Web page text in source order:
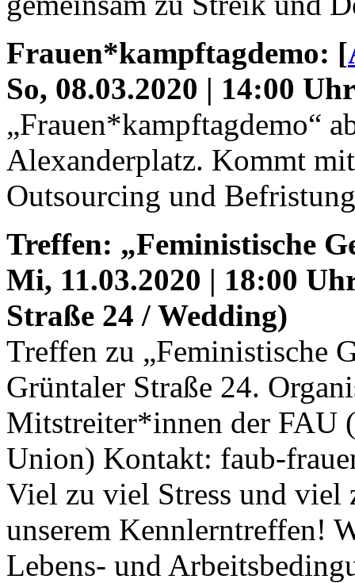
Frauen*kampftagdemo: [
So, 08.03.2020 | 14:00
„Frauen*kampftagdemo“
Alexanderplatz. Kommt
Outsourcing und
Treffen: „Feministische
Mi, 11.03.2020 | 18:00
Straße 24 / Wedding)
Treffen zu „Feministische
Grüntaler Straße 24.
Mitstreiter*innen der FAU
Union) Kontakt: faub-
Viel zu viel Stress und viel
unserem Kennlerntreffen!
Lebens- und